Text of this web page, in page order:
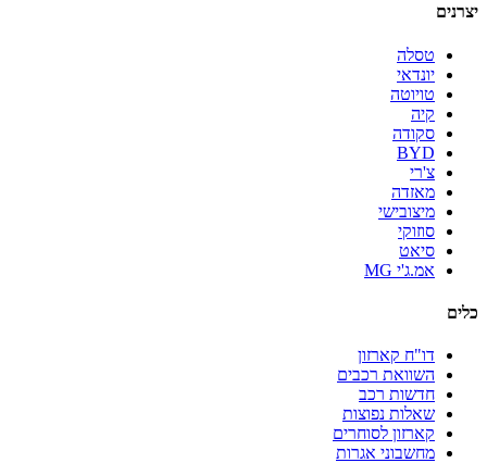
יצרנים
טסלה
יונדאי
טויוטה
קיה
סקודה
BYD
צ'רי
מאזדה
מיצובישי
סוזוקי
סיאט
אמ.ג'י MG
כלים
דו"ח קארזון
השוואת רכבים
חדשות רכב
שאלות נפוצות
קארזון לסוחרים
מחשבוני אגרות